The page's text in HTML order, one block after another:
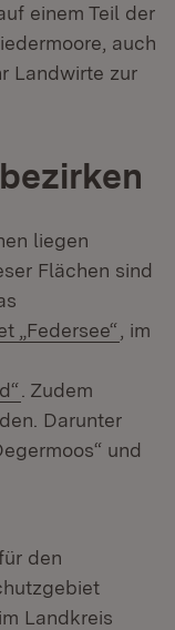
einem Teil der
auch
Landwirte zur
liegen
Flächen sind
„Federsee“ , im
(Öffnet in neuem
. Zudem
Darunter
und
den
Landkreis